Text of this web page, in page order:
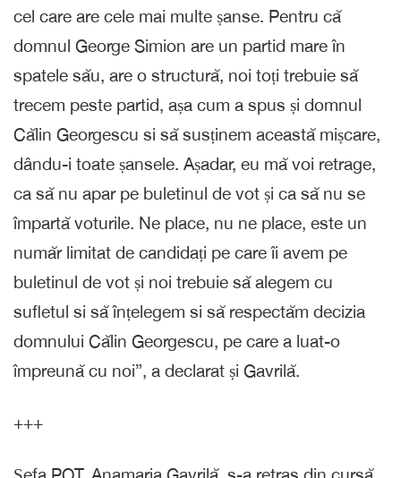
cel care are cele mai multe șanse. Pentru că
domnul George Simion are un partid mare în
spatele său, are o structură, noi toți trebuie să
trecem peste partid, așa cum a spus și domnul
Călin Georgescu si să susținem această mișcare,
dându-i toate șansele. Așadar, eu mă voi retrage,
ca să nu apar pe buletinul de vot și ca să nu se
împartă voturile. Ne place, nu ne place, este un
număr limitat de candidați pe care îi avem pe
buletinul de vot și noi trebuie să alegem cu
sufletul si să înțelegem si să respectăm decizia
domnului Călin Georgescu, pe care a luat-o
împreună cu noi”, a declarat și Gavrilă.
+++